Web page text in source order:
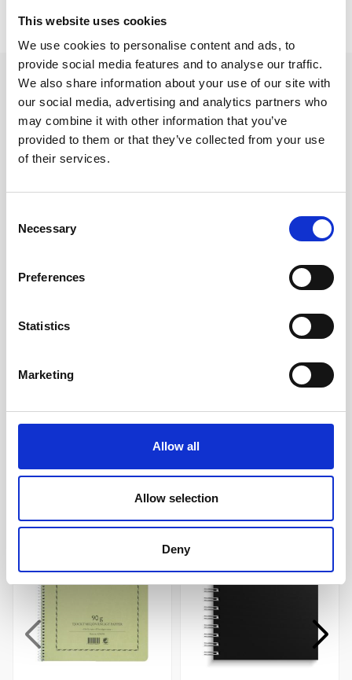
This website uses cookies
We use cookies to personalise content and ads, to
provide social media features and to analyse our traffic.
We also share information about your use of our site with
our social media, advertising and analytics partners who
may combine it with other information that you’ve
provided to them or that they’ve collected from your use
of their services.
Selection
Necessary
Preferences
Statistics
Marketing
Allow all
Allow selection
Deny
Andra tittade även på
sidor Denim
Kollegieblock 90g linjerat